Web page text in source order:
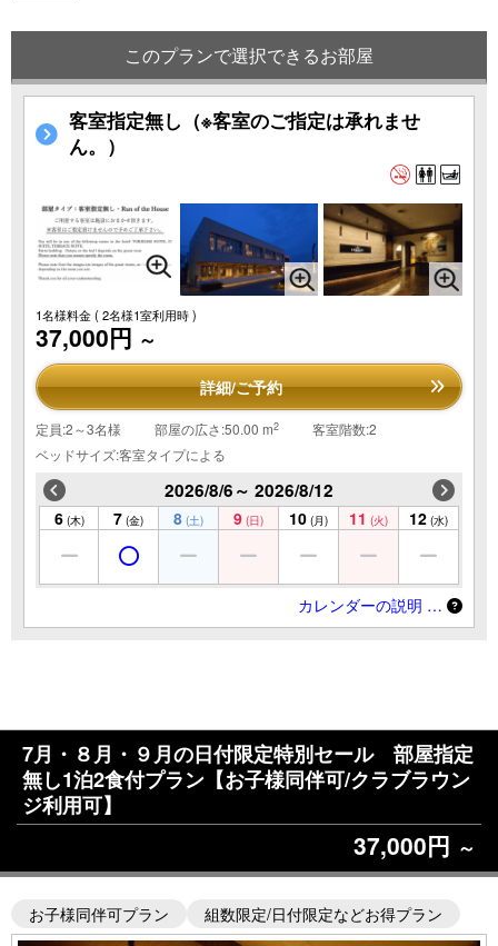
このプランで選択できるお部屋
客室指定無し（※客室のご指定は承れませ
ん。）
1名様料金( 2名様1室利用時 )
37,000円 ～
詳細/ご予約
定員:2～3名様 部屋の広さ:50.00 m2
客室階数:2
ベッドサイズ:客室タイプによる
2026/8/6～ 2026/8/12
6 (木) 7 (金) 8 (土) 9 (日) 10 (月) 11 (火) 12 (水)
カレンダーの説明 …
7月・８月・９月の日付限定特別セール 部屋指定
無し1泊2食付プラン【お子様同伴可/クラブラウン
ジ利用可】
37,000円 ～
お子様同伴可プラン 組数限定/日付限定などお得プラン